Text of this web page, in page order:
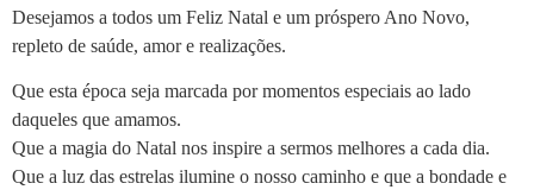
Desejamos a todos um Feliz Natal e um próspero Ano Novo,
repleto de saúde, amor e realizações.
Que esta época seja marcada por momentos especiais ao lado
daqueles que amamos.
Que a magia do Natal nos inspire a sermos melhores a cada dia.
Que a luz das estrelas ilumine o nosso caminho e que a bondade e